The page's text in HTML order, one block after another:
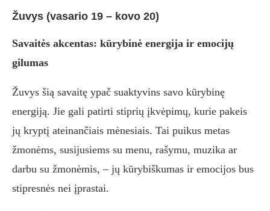
Žuvys (vasario 19 – kovo 20)
Savaitės akcentas: kūrybinė energija ir emocijų
gilumas
Žuvys šią savaitę ypač suaktyvins savo kūrybinę
energiją. Jie gali patirti stiprių įkvėpimų, kurie pakeis
jų kryptį ateinančiais mėnesiais. Tai puikus metas
žmonėms, susijusiems su menu, rašymu, muzika ar
darbu su žmonėmis, – jų kūrybiškumas ir emocijos bus
stipresnės nei įprastai.